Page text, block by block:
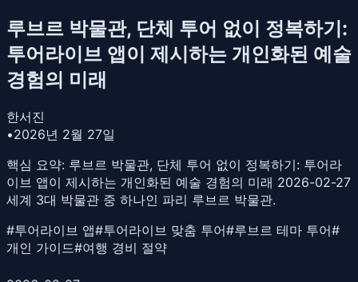
루브르 박물관, 단체 투어 없이 정복하기:
투어라이브 앱이 제시하는 개인화된 예술
경험의 미래
한서진
•2026년 2월 27일
핵심 요약: 루브르 박물관, 단체 투어 없이 정복하기: 투어라
이브 앱이 제시하는 개인화된 예술 경험의 미래 2026-02-27
세계 3대 박물관 중 하나인 파리 루브르 박물관.
#투어라이브 앱#투어라이브 맞춤 투어#루브르 테마 투어#
개인 가이드#여행 경비 절약